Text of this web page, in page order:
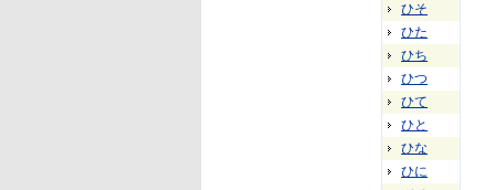
ひそ
ひた
ひち
ひつ
ひて
ひと
ひな
ひに